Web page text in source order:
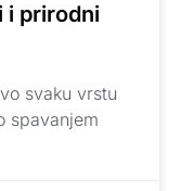
i prirodni
svaku vrstu
spavanjem